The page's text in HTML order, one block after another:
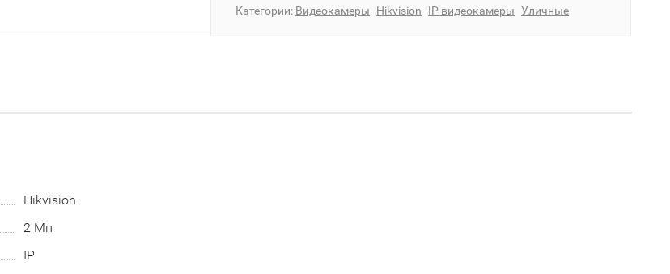
Категории: Видеокамеры Hikvision IP видеокамеры Уличные
Hikvision
2 Мп
IP